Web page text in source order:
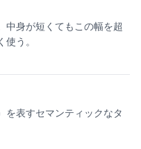
中身が短くてもこの幅を超
う。
を表すセマンティックなタ